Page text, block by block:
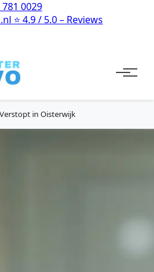
781 0029
⭐ 4.9 / 5.0 – Reviews
in Oisterwijk